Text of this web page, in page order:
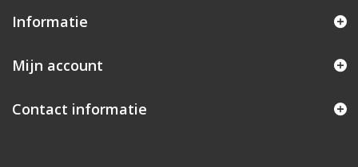
Informatie
Mijn account
Contact informatie